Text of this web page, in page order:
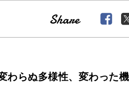
わらぬ多様性、変わった